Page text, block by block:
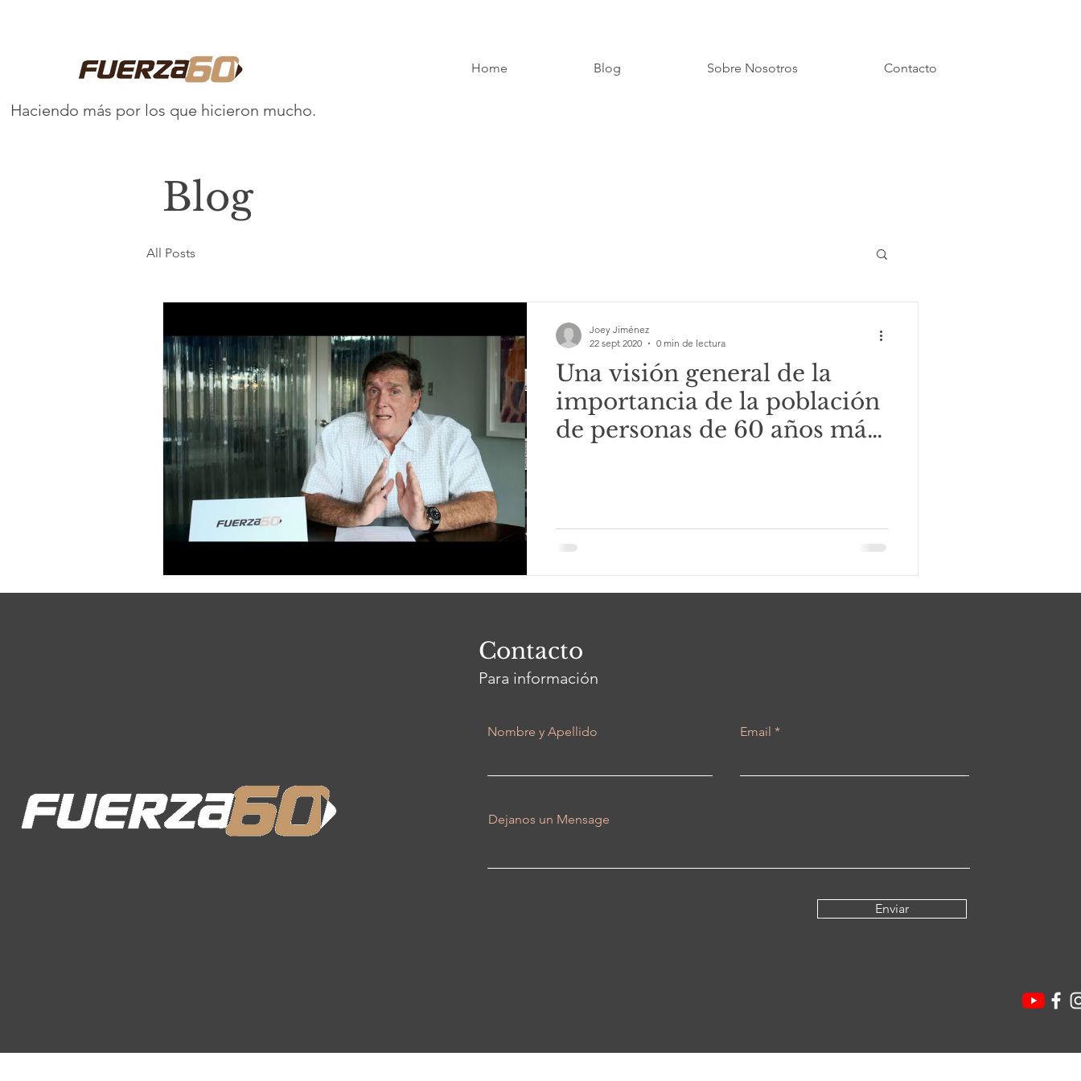
Haciendo más por los que hicieron mucho.
Home Blog Sobre Nosotros Contacto
Blog
All Posts
Una visión general de la
importancia de la población
de personas de 60 años más
Joey Jiménez
22 sept 2020
0 min de lectura
Contacto
Para información
Nombre y Apellido Email
Dejanos un Mensage
Enviar